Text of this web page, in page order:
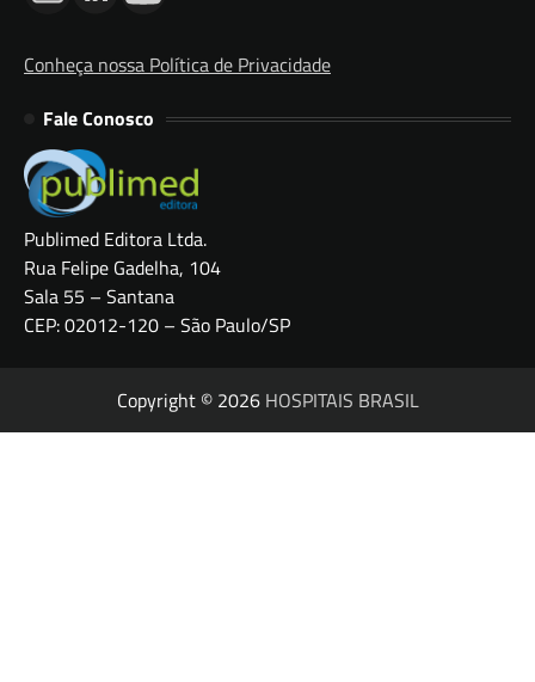
Conheça nossa Política de Privacidade
Fale Conosco
Publimed Editora Ltda.
Rua Felipe Gadelha, 104
Sala 55 – Santana
CEP: 02012-120 – São Paulo/SP
Copyright © 2026 HOSPITAIS BRASIL